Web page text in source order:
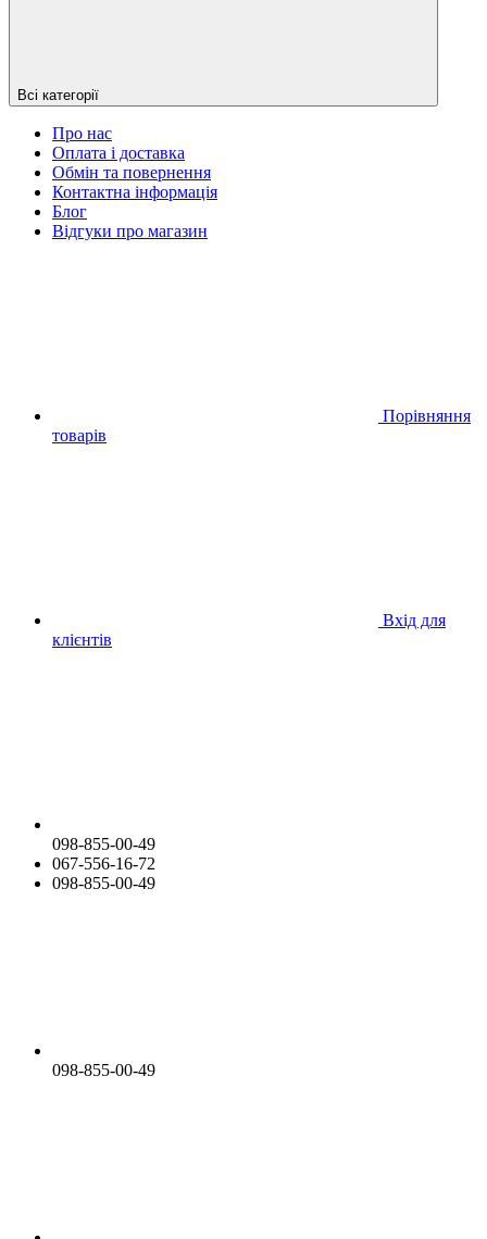
Всі категорії
Про нас
Оплата і доставка
Обмін та повернення
Контактна інформація
Блог
Відгуки про магазин
Порівняння
товарів
Вхід для
клієнтів
098-855-00-49
067-556-16-72
098-855-00-49
098-855-00-49